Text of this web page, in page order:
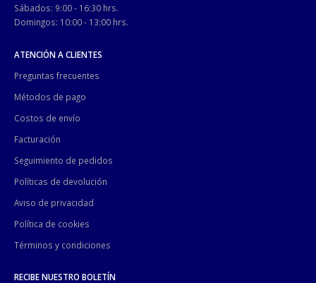
Sábados: 9:00 - 16:30 hrs.
Domingos: 10:00 - 13:00 hrs.
ATENCIÓN A CLIENTES
Preguntas frecuentes
Métodos de pago
Costos de envío
Facturación
Seguimiento de pedidos
Políticas de devolución
Aviso de privacidad
Política de cookies
Términos y condiciones
RECIBE NUESTRO BOLETÍN